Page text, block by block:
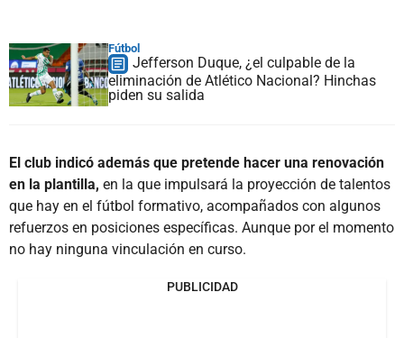
Fútbol
Jefferson Duque, ¿el culpable de la
eliminación de Atlético Nacional? Hinchas
piden su salida
El club indicó además que pretende hacer una renovación
en la plantilla, en la que impulsará la proyección de talentos
que hay en el fútbol formativo, acompañados con algunos
refuerzos en posiciones específicas. Aunque por el momento
no hay ninguna vinculación en curso.
PUBLICIDAD